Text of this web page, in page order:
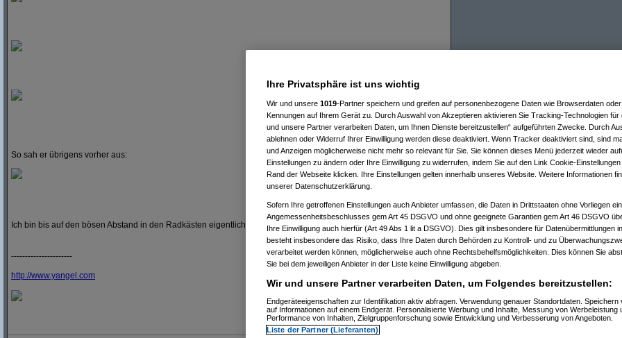
So sah er übrigens vorher aus:
Ich bin bis auf den bösen Abstand in den Radkästen eigentlich ganz zufrieden
----------------------
http://www.yangel.com
Ihre Privatsphäre ist uns wichtig
Wir und unsere 1019-Partner speichern und greifen auf personenbezogene Daten wie Browserdaten
Kennungen auf Ihrem Gerät zu. Durch Auswahl von Akzeptieren aktivieren Sie Tracking-Technologien für
und unsere Partner verarbeiten Daten, um Ihnen Dienste bereitzustellen“ aufgeführten Zwecke. Durch
ablehnen oder Widerruf Ihrer Einwilligung werden diese deaktiviert. Wenn Tracker deaktiviert sind, sind
und Anzeigen möglicherweise nicht mehr so relevant für Sie. Sie können dieses Menü jederzeit wieder
Einstellungen zu ändern oder Ihre Einwilligung zu widerrufen, indem Sie auf den Link Cookie-
Rand der Webseite klicken. Ihre Einstellungen gelten innerhalb unseres Website. Weitere Informationen
unserer Datenschutzerklärung.
Sofern Ihre getroffenen Einstellungen auch Anbieter umfassen, die Daten in Drittstaaten ohne Vorliegen
Angemessenheitsbeschlusses gem Art 45 DSGVO und ohne geeignete Garantien gem Art 46 DSGVO
Ihre Einwilligung auch hierfür (Art 49 Abs 1 lit a DSGVO). Dies gilt insbesondere für Datenübermittlungen
besteht insbesondere das Risiko, dass Ihre Daten durch Behörden zu Kontroll- und zu
verarbeitet werden können, möglicherweise auch ohne Rechtsbehelfsmöglichkeiten. Dies können Sie
Sie bei dem jeweiligen Anbieter in der Liste keine Einwilligung abgeben.
Wir und unsere Partner verarbeiten Daten, um Folgendes bereitzustellen:
Endgeräteeigenschaften zur Identifikation aktiv abfragen. Verwendung genauer Standortdaten. Speichern
auf Informationen auf einem Endgerät. Personalisierte Werbung und Inhalte, Messung von Werbeleistung
Performance von Inhalten, Zielgruppenforschung sowie Entwicklung und Verbesserung von Angeboten.
Liste der Partner (Lieferanten)